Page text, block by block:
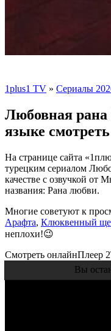
1plus1 TV » Сериалы
Любовная рана
языке
На странице сайта
турецким сериалом
качестве с озвучкой
названия: Рана любви.
Многие советуют к
Арафта, Клюквенный
неплохи!😉
Смотреть онлайнПлеер 2
Вы